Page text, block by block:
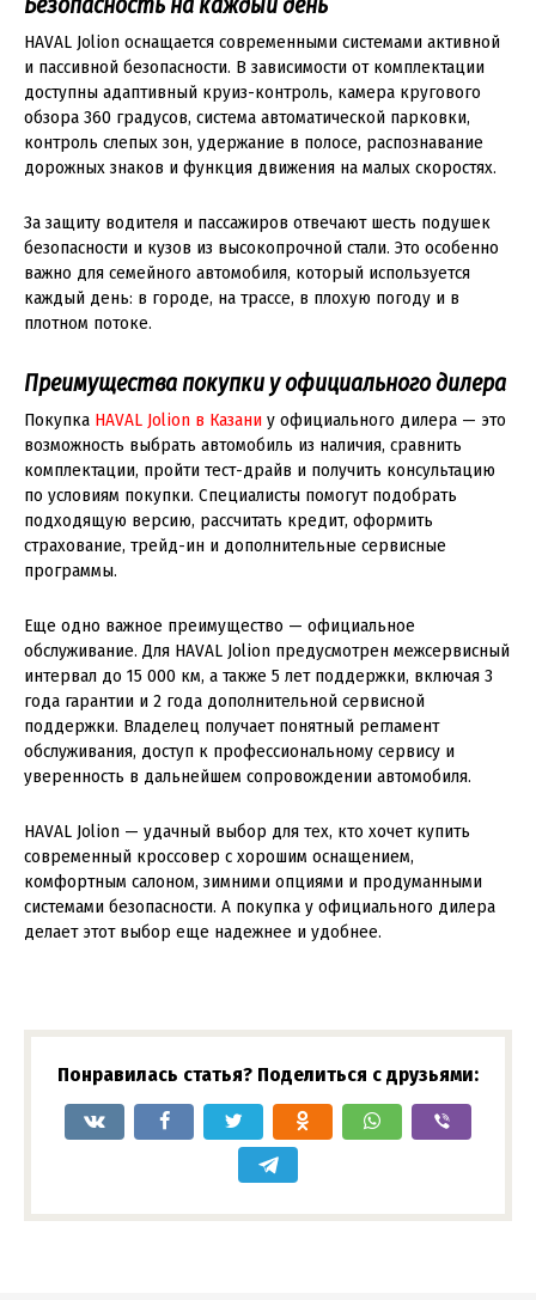
HAVAL Jolion оснащается современными системами активной
и пассивной безопасности. В зависимости от комплектации
доступны адаптивный круиз-контроль, камера кругового
обзора 360 градусов, система автоматической парковки,
контроль слепых зон, удержание в полосе, распознавание
дорожных знаков и функция движения на малых скоростях.
За защиту водителя и пассажиров отвечают шесть подушек
безопасности и кузов из высокопрочной стали. Это особенно
важно для семейного автомобиля, который используется
каждый день: в городе, на трассе, в плохую погоду и в
плотном потоке.
Преимущества покупки у официального дилера
Покупка HAVAL Jolion в Казани у официального дилера — это
возможность выбрать автомобиль из наличия, сравнить
комплектации, пройти тест-драйв и получить консультацию
по условиям покупки. Специалисты помогут подобрать
подходящую версию, рассчитать кредит, оформить
страхование, трейд-ин и дополнительные сервисные
программы.
Еще одно важное преимущество — официальное
обслуживание. Для HAVAL Jolion предусмотрен межсервисный
интервал до 15 000 км, а также 5 лет поддержки, включая 3
года гарантии и 2 года дополнительной сервисной
поддержки. Владелец получает понятный регламент
обслуживания, доступ к профессиональному сервису и
уверенность в дальнейшем сопровождении автомобиля.
HAVAL Jolion — удачный выбор для тех, кто хочет купить
современный кроссовер с хорошим оснащением,
комфортным салоном, зимними опциями и продуманными
системами безопасности. А покупка у официального дилера
делает этот выбор еще надежнее и удобнее.
Понравилась статья? Поделиться с друзьями: